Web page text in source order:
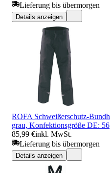
Lieferung bis übermorgen
Details anzeigen
ROFA Schweißerschutz-
grau, Konfektionsgröße DE: 56
85,99 €inkl. MwSt.
Lieferung bis übermorgen
Details anzeigen